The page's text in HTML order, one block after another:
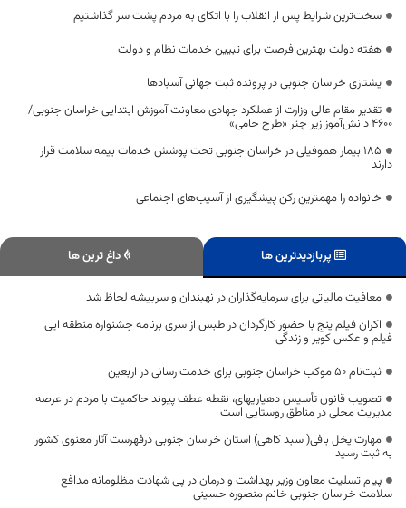
سخت‌ترین شرایط پس از انقلاب را با اتکای به مردم پشت سر گذاشتیم
هفته دولت بهترین فرصت برای تبیین خدمات نظام و دولت
یشتازی خراسان جنوبی در پرونده ثبت جهانی آسبادها
تقدیر مقام عالی وزارت از عملکرد جهادی معاونت آموزش ابتدایی خراسان جنوبی/
۴۶۰۰ دانش‌آموز زیر چتر «طرح حامی»
۱۸۵ بیمار هموفیلی در خراسان جنوبی تحت پوشش خدمات بیمه سلامت قرار
دارند
خانواده را مهمترین رکن پیشگیری از آسیب‌های اجتماعی
پربازدیدترین ها داغ ترین ها
معافیت مالیاتی برای سرمایه‌گذاران در نهبندان و سربیشه لحاظ شد
اکران فیلم پنج با حضور کارگردان در طبس از سری برنامه جشنواره منطقه ایی
فیلم و عکس کویر و زندگی
ثبت‌نام ۵۰ موکب خراسان جنوبی برای خدمت رسانی در اربعین
تصویب قانون تأسیس دهیاریهای، نقطه عطف پیوند حاکمیت با مردم در عرصه
مدیریت محلی در مناطق روستایی است
مهارت پخل بافی( سبد کاهی) استان خراسان جنوبی درفهرست آثار معنوی کشور
به ثبت رسید
پیام تسلیت معاون وزیر بهداشت و درمان در پی شهادت مظلومانه مدافع
سلامت خراسان جنوبی خانم منصوره حسینی